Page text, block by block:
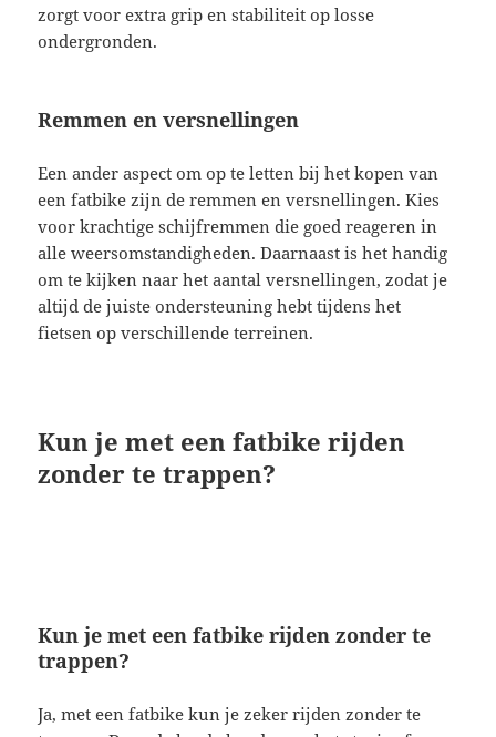
zorgt voor extra grip en stabiliteit op losse
ondergronden.
Remmen en versnellingen
Een ander aspect om op te letten bij het kopen van
een fatbike zijn de remmen en versnellingen. Kies
voor krachtige schijfremmen die goed reageren in
alle weersomstandigheden. Daarnaast is het handig
om te kijken naar het aantal versnellingen, zodat je
altijd de juiste ondersteuning hebt tijdens het
fietsen op verschillende terreinen.
Kun je met een fatbike rijden
zonder te trappen?
Kun je met een fatbike rijden zonder te
trappen?
Ja, met een fatbike kun je zeker rijden zonder te